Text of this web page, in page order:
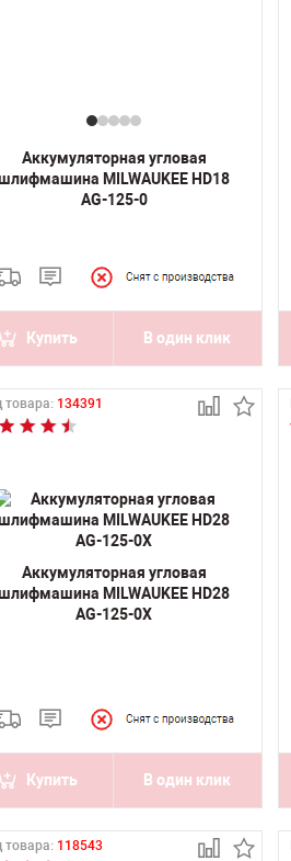
Аккумуляторная угловая
MILWAUKEE HD18
AG-125-0
Купить В один клик
товара: 134391
Аккумуляторная угловая
MILWAUKEE HD28
AG-125-0Х
Купить В один клик
товара: 118543